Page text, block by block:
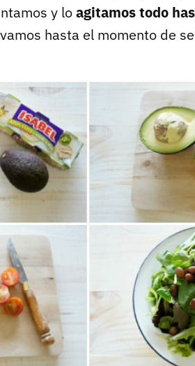
y loagitamos todo
hasta el momento de